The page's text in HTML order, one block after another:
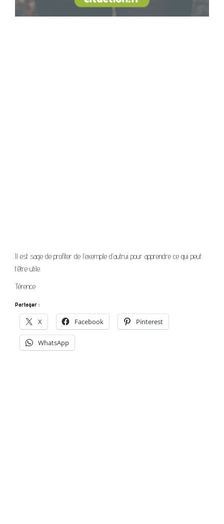
Il est sage de profiter de l’exemple d’autrui pour apprendre ce qui peut
t’être utile.
Térence
Partager :
X Facebook Pinterest
WhatsApp